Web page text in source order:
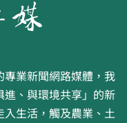
業新聞網路媒體，我
、與環境共享」的新
生活，觸及農業、土